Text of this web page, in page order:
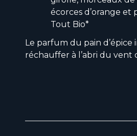
écorces d’orange et
Tout Bio*
Le parfum du pain d’épice
réchauffer à l’abri du vent